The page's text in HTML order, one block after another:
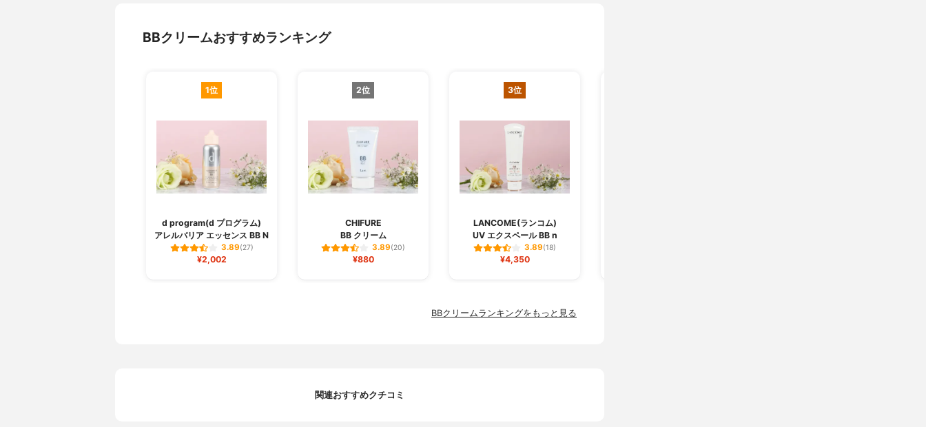
BBクリームおすすめランキング
1位
d program(d プログラム)
アレルバリア エッセンス BB N
3.89(27)
¥2,002
2位
CHIFURE
BB クリーム
3.89(20)
¥880
3位
LANCOME(ランコム)
UV エクスペール BB n
3.89(18)
¥4,350
BBクリームランキングをもっと見る
関連おすすめクチコミ